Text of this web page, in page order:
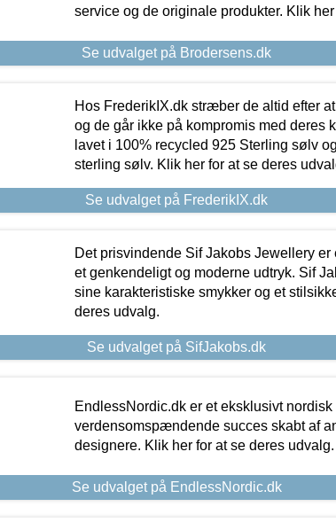
service og de originale produkter. Klik
Se udvalget på Brodersens.dk
Hos FrederikIX.dk stræber de altid efter
og de går ikke på kompromis med deres
lavet i 100% recycled 925 Sterling sølv
sterling sølv. Klik her for at se deres
Se udvalget på FrederikIX.dk
Det prisvindende Sif Jakobs Jewellery
et genkendeligt og moderne udtryk. Sif
sine karakteristiske smykker og et
deres udvalg.
Se udvalget på SifJakobs.dk
EndlessNordic.dk er et eksklusivt
verdensomspændende succes skabt af
designere. Klik her for at se deres udvalg.
Se udvalget på EndlessNordic.dk